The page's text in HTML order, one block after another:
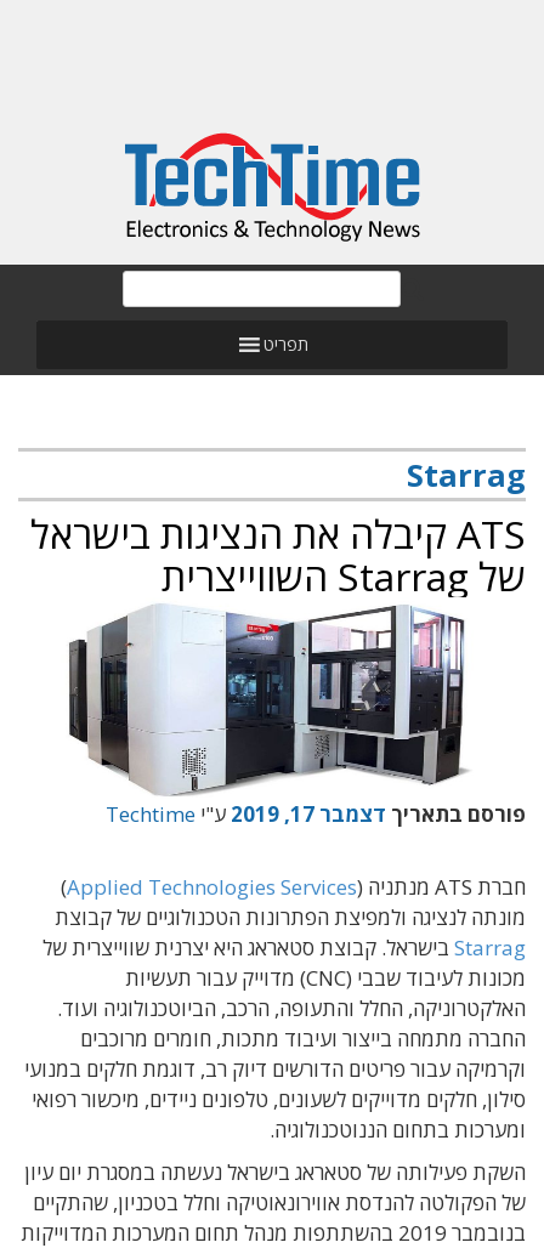
תפריט
Starrag
ATS קיבלה את הנציגות בישראל
של Starrag השווייצרית
פורסם בתאריך דצמבר 17, 2019 ע"י Techtime
חברת ATS מנתניה ( Applied Technologies Services
)
מונתה לנציגה ולמפיצת הפתרונות הטכנולוגיים של קבוצת
Starrag בישראל. קבוצת סטאראג היא יצרנית שווייצרית של
מכונות לעיבוד שבבי (CNC) מדוייק עבור תעשיות
האלקטרוניקה, החלל והתעופה, הרכב, הביוטכנולוגיה ועוד.
החברה מתמחה בייצור ועיבוד מתכות, חומרים מרוכבים
וקרמיקה עבור פריטים הדורשים דיוק רב, דוגמת חלקים במנועי
סילון, חלקים מדוייקים לשעונים, טלפונים ניידים, מיכשור רפואי
ומערכות בתחום הננוטכנולוגיה.
השקת פעילותה של סטאראג בישראל נעשתה במסגרת יום עיון
של הפקולטה להנדסת אווירונאוטיקה וחלל בטכניון, שהתקיים
בנובמבר 2019 בהשתתפות מנהל תחום המערכות המדוייקות